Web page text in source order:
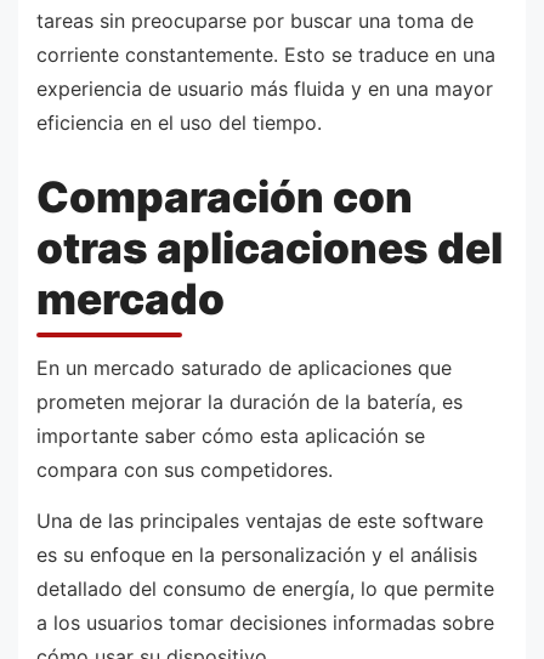
tareas sin preocuparse por buscar una toma de
corriente constantemente. Esto se traduce en una
experiencia de usuario más fluida y en una mayor
eficiencia en el uso del tiempo.
Comparación con
otras aplicaciones del
mercado
En un mercado saturado de aplicaciones que
prometen mejorar la duración de la batería, es
importante saber cómo esta aplicación se
compara con sus competidores.
Una de las principales ventajas de este software
es su enfoque en la personalización y el análisis
detallado del consumo de energía, lo que permite
a los usuarios tomar decisiones informadas sobre